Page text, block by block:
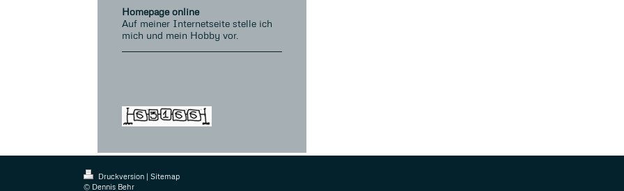
Homepage online
Auf meiner Internetseite stelle ich
mich und mein Hobby vor.
Druckversion | Sitemap
© Dennis Behr